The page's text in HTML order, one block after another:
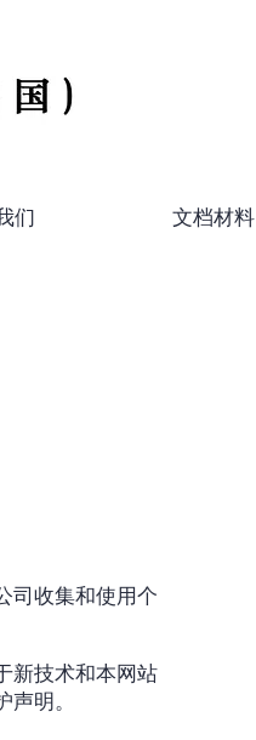
们 文档材料
司收集和使用个
新技术和本网站
明。